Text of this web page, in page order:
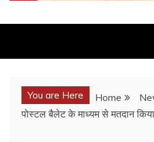
You are Here Home
पोस्टल बैलेट के माध्यम से मतदान किया